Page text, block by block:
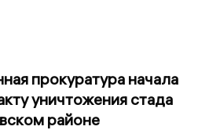
прокуратура начала
уничтожения стада
районе